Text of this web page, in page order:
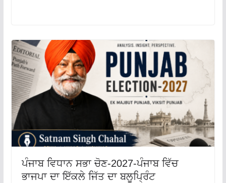
ਪੰਜਾਬ ਵਿਧਾਨ ਸਭਾ ਚੋਣ-2027-ਪੰਜਾਬ ਵਿੱਚ
ਭਾਜਪਾ ਦਾ ਇੱਕਲੇ ਜਿੱਤ ਦਾ ਬਲੂਪ੍ਰਿੰਟ